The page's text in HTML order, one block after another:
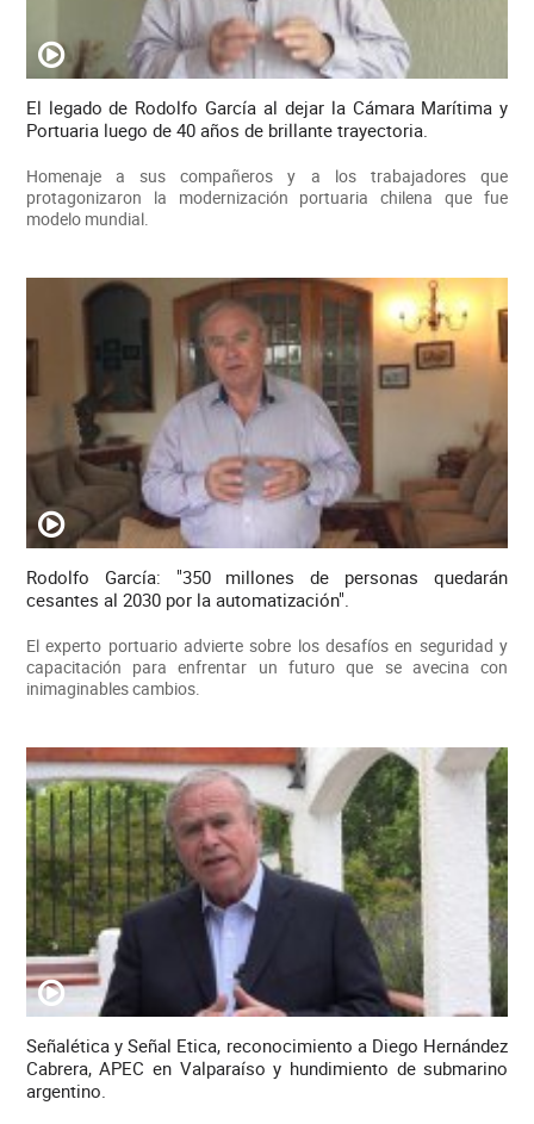
El legado de Rodolfo García al dejar la Cámara Marítima y
Portuaria luego de 40 años de brillante trayectoria.
Homenaje a sus compañeros y a los trabajadores que
protagonizaron la modernización portuaria chilena que fue
modelo mundial.
Rodolfo García: "350 millones de personas quedarán
cesantes al 2030 por la automatización".
El experto portuario advierte sobre los desafíos en seguridad y
capacitación para enfrentar un futuro que se avecina con
inimaginables cambios.
Señalética y Señal Etica, reconocimiento a Diego Hernández
Cabrera, APEC en Valparaíso y hundimiento de submarino
argentino.